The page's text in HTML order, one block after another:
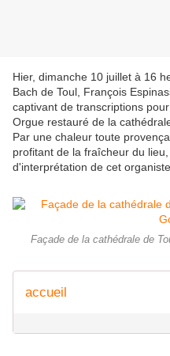
Hier, dimanche 10 juillet à 16
Bach de Toul, François
captivant de transcriptions
Orgue restauré de la
Par une chaleur toute
profitant de la fraîcheur du
d'interprétation de cet
Façade de la cathédrale de
accueil